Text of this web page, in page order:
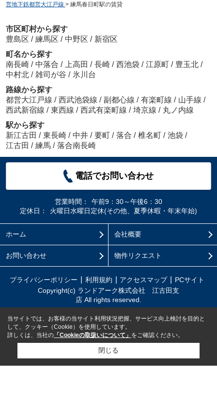
営地下鉄都営大江戸線 > 練馬春日町駅の賃貸
市区町村から探す
豊島区 / 練馬区 / 中野区 / 新宿区
町名から探す
南長崎 / 中落合 / 上高田 / 長崎 / 西池袋 / 江原町 / 豊玉北 /
中村北 / 雑司が谷 / 氷川台
路線から探す
都営大江戸線 / 西武池袋線 / 副都心線 / 有楽町線 / 山手線 /
西武新宿線 / 東西線 / 西武有楽町線 / 埼京線 / 丸ノ内線
駅から探す
新江古田 / 東長崎 / 中井 / 要町 / 落合 / 椎名町 / 池袋 /
江古田 / 練馬 / 落合南長崎
電話でお問い合わせ
営業時間：
午前9：30～午後6：30
定休日：
火曜日水曜日定休(その他、夏季休暇・年末年始)
ホーム 会社概要
お問い合わせ 物件リクエスト
プライバシーポリシー 利用規約 アクセスマップ
PCサイト
Copyright(c) ランドアーク株式会社 江古田支
店 All rights reserved.
当サイトでは、お客様の当サイト利用状況把握、サービス向上検討を目的と
して、クッキー（Cookie）を使用しています。
詳しくは、当社の 「Cookieの取扱いについて」 をご確認ください。
閉じる